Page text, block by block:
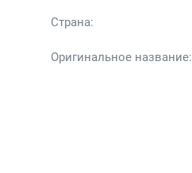
Страна:
Оригинальное название: